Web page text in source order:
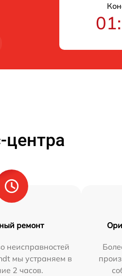
ремонт
неисправностей
мы устраняем в
2 часов.